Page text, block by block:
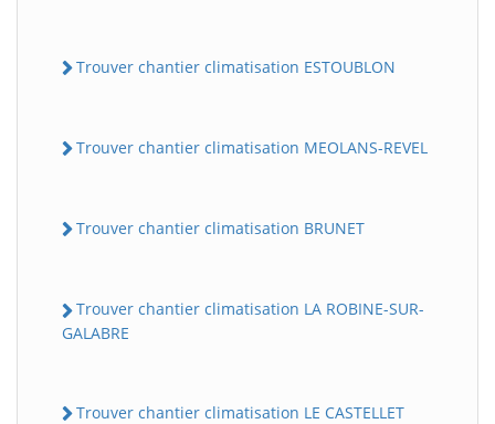
Trouver chantier climatisation ESTOUBLON
Trouver chantier climatisation MEOLANS-REVEL
Trouver chantier climatisation BRUNET
Trouver chantier climatisation LA ROBINE-SUR-
GALABRE
Trouver chantier climatisation LE CASTELLET